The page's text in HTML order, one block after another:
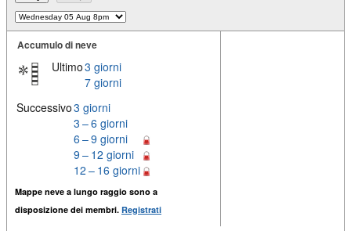
Accumulo di neve
Ultimo3 giorni
7 giorni
Successivo3 giorni
3 – 6 giorni
6 – 9 giorni
9 – 12 giorni
12 – 16 giorni
Mappe neve a lungo raggio sono a
disposizione dei membri. Registrati